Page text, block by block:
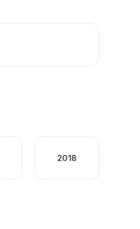
2018